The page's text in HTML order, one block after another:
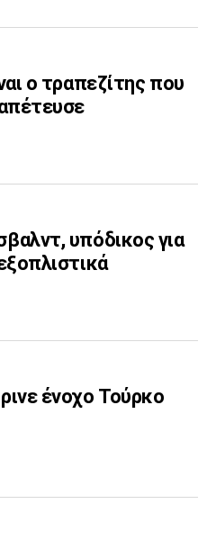
ο τραπεζίτης που
υπόδικος για
ένοχο Τούρκο